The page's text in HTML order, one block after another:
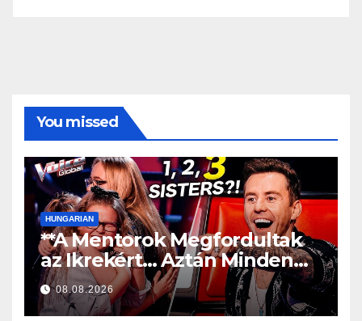
You missed
HUNGARIAN
**A Mentorok Megfordultak
az Ikrekért… Aztán Minden
Megváltozott!
**
08.08.2026